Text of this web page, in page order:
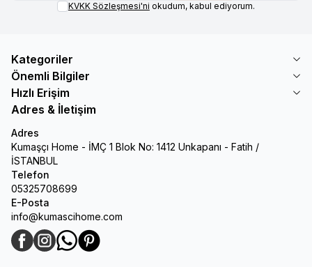
KVKK Sözleşmesi'ni okudum, kabul ediyorum.
Kategoriler
Önemli Bilgiler
Hızlı Erişim
Adres & İletişim
Adres
Kumaşçı Home - İMÇ 1 Blok No: 1412 Unkapanı - Fatih /
İSTANBUL
Telefon
05325708699
E-Posta
info@kumascihome.com
Facebook
InstagramWhatsApp
Pinterest